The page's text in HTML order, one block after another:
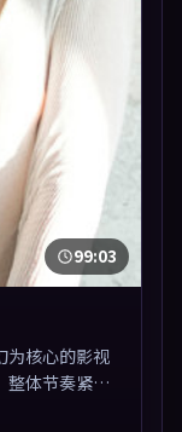
99:03
核心的影视
整体节奏紧